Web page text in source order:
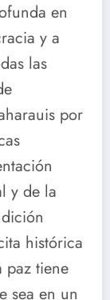
en
y a
las
por
y de la
histórica
paz tiene
sea en un